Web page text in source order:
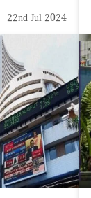
22nd Jul 2024